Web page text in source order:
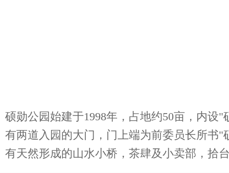
硕勋公园始建于1998年，占地约50亩，内设
有两道入园的大门，门上端为前委员长所书"
有天然形成的山水小桥，茶肆及小卖部，拾